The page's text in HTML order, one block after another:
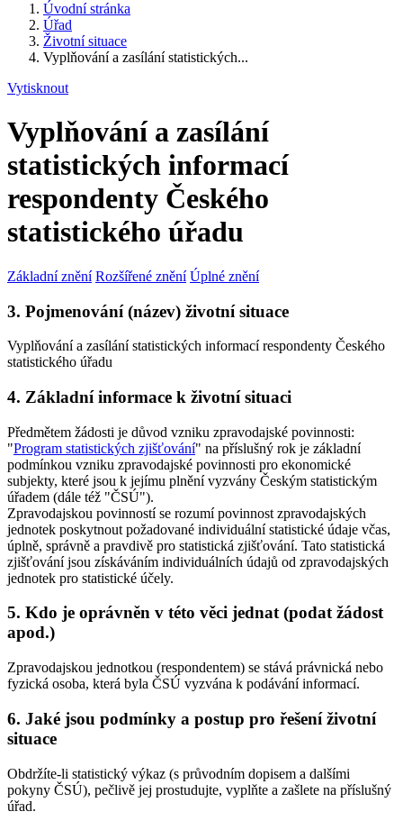
Úvodní stránka
Úřad
Životní situace
Vyplňování a zasílání statistických...
Vytisknout
Vyplňování a zasílání
statistických informací
respondenty Českého
statistického úřadu
Základní znění Rozšířené znění Úplné znění
3. Pojmenování (název) životní situace
Vyplňování a zasílání statistických informací respondenty Českého
statistického úřadu
4. Základní informace k životní situaci
Předmětem žádosti je důvod vzniku zpravodajské povinnosti:
"Program statistických zjišťování" na příslušný rok je základní
podmínkou vzniku zpravodajské povinnosti pro ekonomické
subjekty, které jsou k jejímu plnění vyzvány Českým statistickým
úřadem (dále též "ČSÚ").
Zpravodajskou povinností se rozumí povinnost zpravodajských
jednotek poskytnout požadované individuální statistické údaje včas,
úplně, správně a pravdivě pro statistická zjišťování. Tato statistická
zjišťování jsou získáváním individuálních údajů od zpravodajských
jednotek pro statistické účely.
5. Kdo je oprávněn v této věci jednat (podat žádost
apod.)
Zpravodajskou jednotkou (respondentem) se stává právnická nebo
fyzická osoba, která byla ČSÚ vyzvána k podávání informací.
6. Jaké jsou podmínky a postup pro řešení životní
situace
Obdržíte-li statistický výkaz (s průvodním dopisem a dalšími
pokyny ČSÚ), pečlivě jej prostudujte, vyplňte a zašlete na příslušný
úřad.